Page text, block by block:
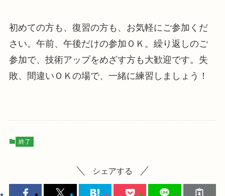
初めての方も、復習の方も、お気軽にご参加くだ
さい。午前、午後だけの参加ＯＫ。繰り返しのご
参加で、技術アップをめざす方も大歓迎です。失
敗、間違いＯＫの場で、一緒に練習しましょう！
終了
シェアする